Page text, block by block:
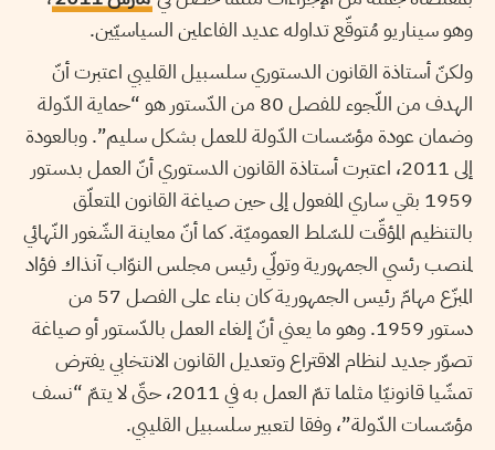
وهو سيناريو مُتوقّع تداوله عديد الفاعلين السياسيّين.
ولكنّ أستاذة القانون الدستوري سلسبيل القليبي اعتبرت أنّ
الهدف من اللّجوء للفصل 80 من الدّستور هو “حماية الدّولة
وضمان عودة مؤسّسات الدّولة للعمل بشكل سليم”. وبالعودة
إلى 2011، اعتبرت أستاذة القانون الدستوري أنّ العمل بدستور
1959 بقي ساري المفعول إلى حين صياغة القانون المتعلّق
بالتنظيم المؤقّت للسّلط العموميّة. كما أنّ معاينة الشّغور النّهائي
لمنصب رئسي الجمهورية وتولّي رئيس مجلس النوّاب آنذاك فؤاد
المبزّع مهامّ رئيس الجمهورية كان بناء على الفصل 57 من
دستور 1959. وهو ما يعني أنّ إلغاء العمل بالدّستور أو صياغة
تصوّر جديد لنظام الاقتراع وتعديل القانون الانتخابي يفترض
تمشّيا قانونيّا مثلما تمّ العمل به في 2011، حتّى لا يتمّ “نسف
مؤسّسات الدّولة”، وفقا لتعبير سلسبيل القليبي.